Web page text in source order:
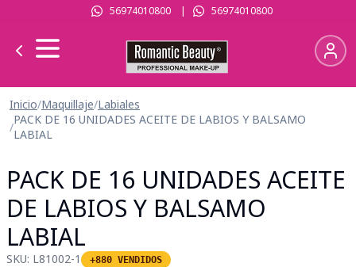
56974010800| 56974010800
Inicio/Maquillaje/Labiales
/PACK DE 16 UNIDADES ACEITE DE LABIOS Y BALSAMO
LABIAL
PACK DE 16 UNIDADES ACEITE
DE LABIOS Y BALSAMO
LABIAL
SKU: L81002-1 +880 VENDIDOS